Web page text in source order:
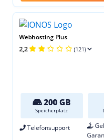
Webhosting Plus
2,2 (121)
200 GB
Speicherplatz
Telefonsupport